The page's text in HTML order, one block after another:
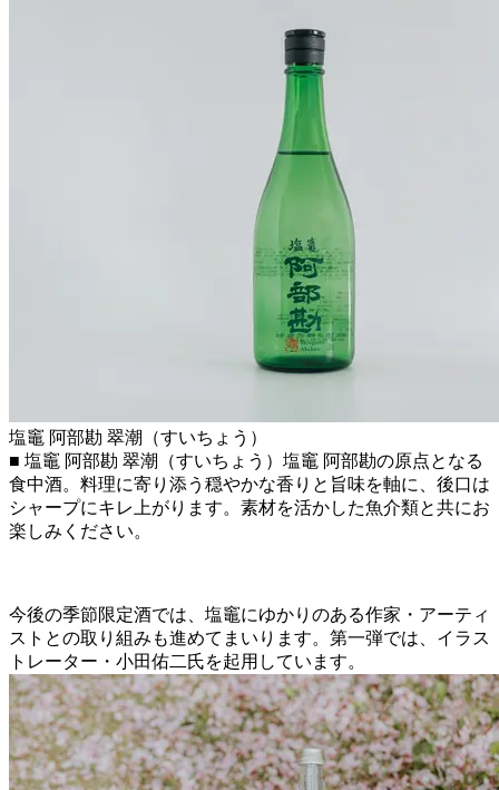
塩竈 阿部勘 翠潮（すいちょう）
■ 塩竈 阿部勘 翠潮（すいちょう）塩竈 阿部勘の原点となる
食中酒。料理に寄り添う穏やかな香りと旨味を軸に、後口は
シャープにキレ上がります。素材を活かした魚介類と共にお
楽しみください。
今後の季節限定酒では、塩竈にゆかりのある作家・アーティ
ストとの取り組みも進めてまいります。第一弾では、イラス
トレーター・小田佑二氏を起用しています。